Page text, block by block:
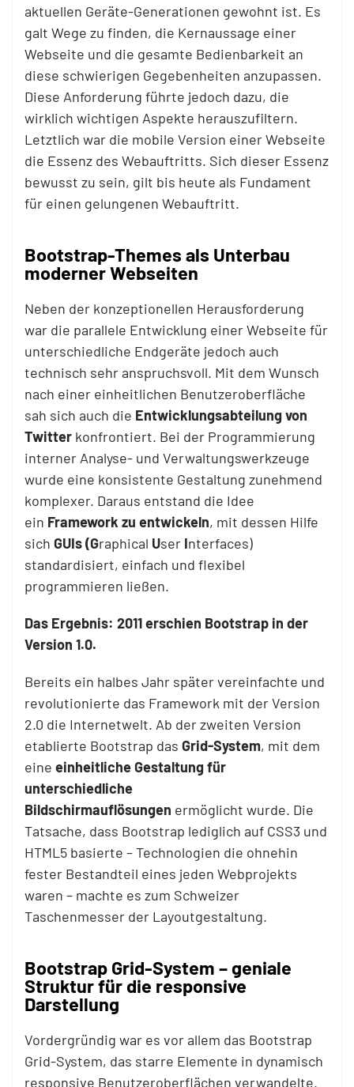
aktuellen Geräte-Generationen gewohnt ist. Es
galt Wege zu finden, die Kernaussage einer
Webseite und die gesamte Bedienbarkeit an
diese schwierigen Gegebenheiten anzupassen.
Diese Anforderung führte jedoch dazu, die
wirklich wichtigen Aspekte herauszufiltern.
Letztlich war die mobile Version einer Webseite
die Essenz des Webauftritts. Sich dieser Essenz
bewusst zu sein, gilt bis heute als Fundament
für einen gelungenen Webauftritt.
Bootstrap-Themes als Unterbau
moderner Webseiten
Neben der konzeptionellen Herausforderung
war die parallele Entwicklung einer Webseite für
unterschiedliche Endgeräte jedoch auch
technisch sehr anspruchsvoll. Mit dem Wunsch
nach einer einheitlichen Benutzeroberfläche
sah sich auch die Entwicklungsabteilung von
Twitter konfrontiert. Bei der Programmierung
interner Analyse- und Verwaltungswerkzeuge
wurde eine konsistente Gestaltung zunehmend
komplexer. Daraus entstand die Idee
ein Framework zu entwickeln, mit dessen Hilfe
sich GUIs(Graphical User Interfaces)
standardisiert, einfach und flexibel
programmieren ließen.
Das Ergebnis: 2011 erschien Bootstrap in der
Version 1.0.
Bereits ein halbes Jahr später vereinfachte und
revolutionierte das Framework mit der Version
2.0 die Internetwelt. Ab der zweiten Version
etablierte Bootstrap das Grid-System, mit dem
eine einheitliche Gestaltung für
unterschiedliche
Bildschirmauflösungen ermöglicht wurde. Die
Tatsache, dass Bootstrap lediglich auf CSS3 und
HTML5 basierte – Technologien die ohnehin
fester Bestandteil eines jeden Webprojekts
waren – machte es zum Schweizer
Taschenmesser der Layoutgestaltung.
Bootstrap Grid-System – geniale
Struktur für die responsive
Darstellung
Vordergründig war es vor allem das Bootstrap
Grid-System, das starre Elemente in dynamisch
responsive Benutzeroberflächen verwandelte.